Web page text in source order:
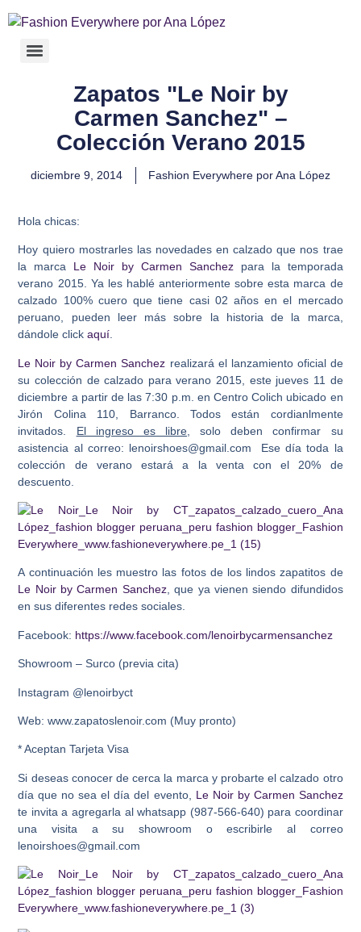
Zapatos "Le Noir by
Carmen Sanchez" –
Colección Verano 2015
diciembre 9, 2014 Fashion Everywhere por Ana López
Hola chicas:
Hoy quiero mostrarles las novedades en calzado que nos trae
la marca Le Noir by Carmen Sanchez
para la temporada
verano 2015. Ya les hablé anteriormente sobre esta marca de
calzado 100% cuero que tiene casi 02 años en el mercado
peruano, pueden leer más sobre la historia de la marca,
dándole clickaquí.
Le Noir by Carmen Sanchez realizará el lanzamiento oficial de
su colección de calzado para verano 2015, este jueves 11 de
diciembre a partir de las 7:30 p.m. en Centro Colich ubicado en
Jirón Colina 110, Barranco. Todos están cordianlmente
invitados. El ingreso es libre , solo deben confirmar su
asistencia al correo: lenoirshoes@gmail.com Ese día toda la
colección de verano estará a la venta con el 20% de
descuento.
A continuación les muestro las fotos de los lindos zapatitos de
Le Noir by Carmen Sanchez, que ya vienen siendo difundidos
en sus diferentes redes sociales.
Facebook: https://www.facebook.com/lenoirbycarmensanchez
Showroom – Surco (previa cita)
Instagram @lenoirbyct
Web: www.zapatoslenoir.com (Muy pronto)
* Aceptan Tarjeta Visa
Si deseas conocer de cerca la marca y probarte el calzado otro
día que no sea el día del evento, Le Noir by Carmen Sanchez
te invita a agregarla al whatsapp (987-566-640) para coordinar
una visita a su showroom o escribirle al correo
lenoirshoes@gmail.com